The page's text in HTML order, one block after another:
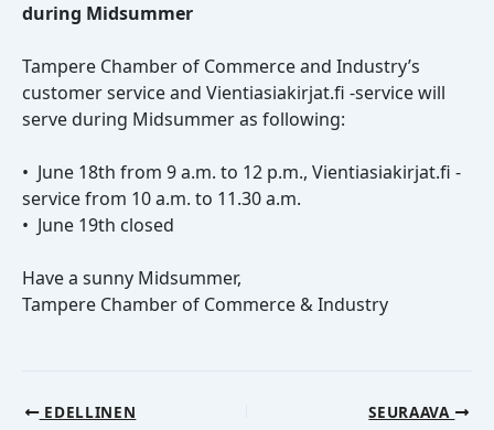
during Midsummer
Tampere Chamber of Commerce and Industry’s
customer service and Vientiasiakirjat.fi -service will
serve during Midsummer as following:
• June 18th from 9 a.m. to 12 p.m., Vientiasiakirjat.fi -
service from 10 a.m. to 11.30 a.m.
• June 19th closed
Have a sunny Midsummer,
Tampere Chamber of Commerce & Industry
EDELLINEN SEURAAVA